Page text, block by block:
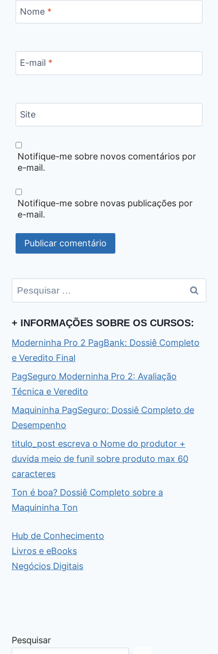
Nome *
E-mail *
Site
Notifique-me sobre novos comentários por
e-mail.
Notifique-me sobre novas publicações por
e-mail.
Pesquisar
por:
+ INFORMAÇÕES SOBRE OS CURSOS:
Moderninha Pro 2 PagBank: Dossiê Completo
e Veredito Final
PagSeguro Moderninha Pro 2: Avaliação
Técnica e Veredito
Maquininha PagSeguro: Dossiê Completo de
Desempenho
titulo_post escreva o Nome do produtor +
duvida meio de funil sobre produto max 60
caracteres
Ton é boa? Dossiê Completo sobre a
Maquininha Ton
Hub de Conhecimento
Livros e eBooks
Negócios Digitais
Pesquisar